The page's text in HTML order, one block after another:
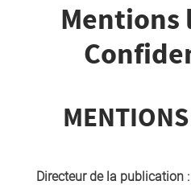
Mentions
Directeur de la publication :